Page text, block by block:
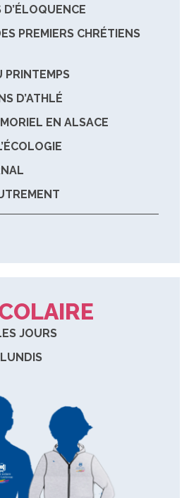
PREMIERS CHRÉTIENS
PRINTEMPS
D’ATHLÉ
EN ALSACE
JOURS